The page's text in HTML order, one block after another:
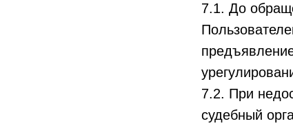
7.1. До
7.2. При
судебный